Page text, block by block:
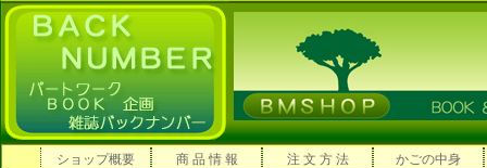
ショップ概要 商 品 情 報 注 文 方 法 かごの中身